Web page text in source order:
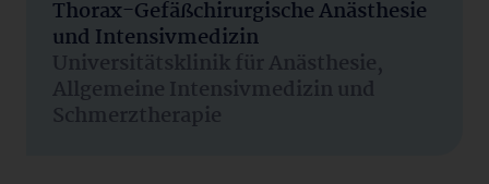
Thorax-Gefäßchirurgische Anästhesie
und Intensivmedizin
Universitätsklinik für Anästhesie,
Allgemeine Intensivmedizin und
Schmerztherapie